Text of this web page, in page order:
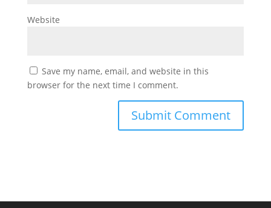
Website
Save my name, email, and website in this
browser for the next time I comment.